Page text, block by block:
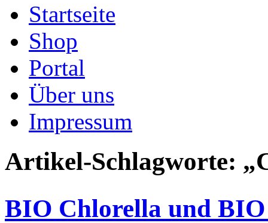
Startseite
Shop
Portal
Über uns
Impressum
Artikel-Schlagworte:
BIO Chlorella und